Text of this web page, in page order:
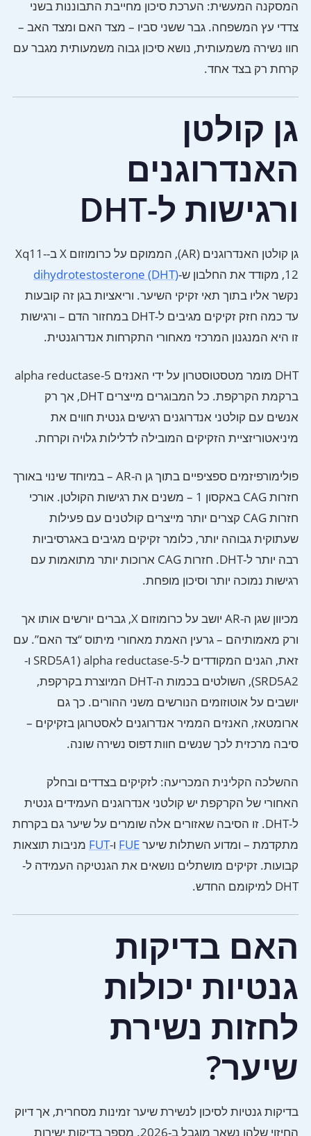
המסקנה המעשית: הערכת סיכון מחייבת התבוננות בשני
צדדי עץ המשפחה. גבר ששני סביו – מצד האם ומצד האב –
חוו נשירה משמעותית, נושא סיכון גבוה משמעותית מגבר עם
קרחת רק בצד אחד.
גן קולטן
האנדרוגנים
ורגישות ל-DHT
גן קולטן האנדרוגנים (AR), הממוקם על כרומוזום X ב-Xq11-
12, מקודד את החלבון ש-
dihydrotestosterone (DHT)
נקשר אליו בתוך תאי זקיקי השיער. וריאציות בגן זה קובעות
עד כמה חזק זקיקים מגיבים ל-DHT במחזור הדם – ורגישות
זו היא המנגנון המרכזי מאחורי התקרחות אנדרוגנטית.
DHT מומר מטסטוסטרון על ידי האנזים 5-alpha reductase
ברקמת הקרקפת. כל המבוגרים מייצרים DHT, אך רק
אנשים עם קולטני אנדרוגנים רגישים גנטית חווים את
מיניאטוריזציית הזקיקים המובילה לדלילות גלויה וקרחת.
פולימורפיזמים ספציפיים בתוך גן ה-AR – במיוחד שינוי באורך
חזרות CAG באקסון 1 – משנים את רגישות הקולטן. אורכי
חזרות CAG קצרים יותר מייצרים קולטנים עם פעילות
שעתוקית גבוהה יותר, כלומר זקיקים מגיבים באגרסיביות
רבה יותר ל-DHT. חזרות CAG ארוכות יותר מתואמות עם
רגישות נמוכה יותר וסיכון מופחת.
מכיוון שגן ה-AR יושב על כרומוזום X, גברים יורשים אותו אך
ורק מאמותיהם – גרעין האמת מאחורי מיתוס “צד האם”. עם
זאת, הגנים המקודדים ל-5-alpha reductase (SRD5A1 ו-
SRD5A2), השולטים בכמות ה-DHT המיוצרת בקרקפת,
יושבים על אוטוזומים הנורשים משני ההורים. כך גם
ארומטאז, האנזים הממיר אנדרוגנים לאסטרוגן בזקיקים –
סיבה מרכזית לכך שנשים חוות דפוס נשירה שונה.
ההשלכה הקלינית המכריעה: לזקיקים בצדדים ובחלק
האחורי של הקרקפת יש קולטני אנדרוגנים העמידים גנטית
ל-DHT. זו הסיבה שאזורים אלה שומרים על שיער גם בקרחת
מתקדמת – ומדוע השתלות שיערFUE ו-FUT מניבות תוצאות
קבועות. זקיקים מושתלים נושאים את הגנטיקה העמידה ל-
DHT למיקומם החדש.
האם בדיקות
גנטיות יכולות
לחזות נשירת
שיער?
בדיקות גנטיות לסיכון לנשירת שיער זמינות מסחרית, אך דיוק
החיזוי שלהן נשאר מוגבל ב-2026. מספר בדיקות ישירות